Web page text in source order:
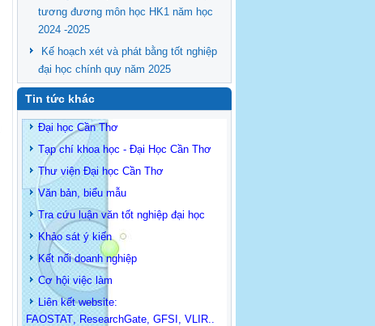
tương đương môn học HK1 năm học
2024 -2025
Kế hoạch xét và phát bằng tốt nghiệp
đại học chính quy năm 2025
Tin tức khác
Đại học Cần Thơ
Tạp chí khoa học - Đại Học Cần Thơ
Thư viện Đại học Cần Thơ
Văn bản, biểu mẫu
Tra cứu luận văn tốt nghiệp đại học
Khảo sát ý kiến
Kết nối doanh nghiệp
Cơ hội việc làm
Liên kết website:
FAOSTAT, ResearchGate, GFSI , VLIR..